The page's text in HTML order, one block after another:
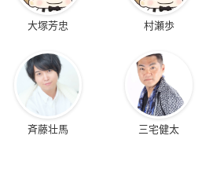
大塚芳忠 村瀬歩
斉藤壮馬 三宅健太